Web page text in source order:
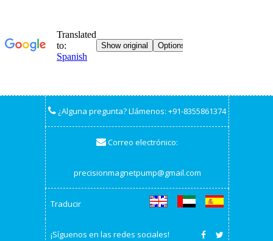
¿Alguna pregunta? Llámenos: +91-8355861374
Correo electrónico:
precisionmagnetpump@gmail.com
Traducir
¡Síguenos en las redes sociales!